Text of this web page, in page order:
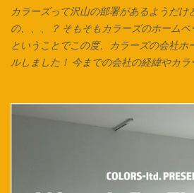
輪で切り出した紐を2箇所で切り、 2本の
ズパゲッティヤーンにする場合は1箇所
り、更につなげていきます。 今回は紐
使用しています。 他にも通し穴の大きさ
は各店スタッフまで。 オリジナル商
しみ頂けます。 Facebook でも商品情
す。 併せてお楽しみください♪ 新しく
した‼ 各店の商品はこちらから
カラーズって沢山の部署があるようだけ
の、、、？ そもそもカラーズのホーム
ということでこの度、カラーズの会社ホ
ルしました！ 今までの会社の経緯やカ
は、随時更新されていきますので、チ
様々な事が急速に変化していくこんな時
カラーズとしての思いや熱量を伝える
たいと思っています。 会社としての動
じてもらうことで、 今まで以上にどんど